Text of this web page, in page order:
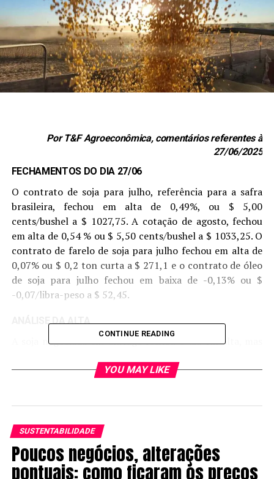
Por T&F Agroeconômica, comentários referentes à
27/06/2025
FECHAMENTOS DO DIA 27/06
O contrato de soja para julho, referência para a safra
brasileira, fechou em alta de 0,49%, ou $ 5,00
cents/bushel a $ 1027,75. A cotação de agosto, fechou
em alta de 0,54 % ou $ 5,50 cents/bushel a $ 1033,25. O
contrato de farelo de soja para julho fechou em alta de
0,07% ou $ 0,2 ton curta a $ 271,1 e o contrato de óleo
de soja para julho fechou em baixa de -0,13% ou $
-0,07/libra-peso a $ 52,45.
ANÁLISE DA ALTA
A soja negociada em Chicago fechou o dia em alta, mas
oleaginosa, assim como dos demais grãos, ganhou tração
relatório de estoques e área plantada do USDA que será
divulgado nesta segunda-feira.
No dia, a melhora da paridade para o dólar em relação ao
CONTINUE READING
YOU MAY LIKE
SUSTENTABILIDADE
Poucos negócios, alterações
pontuais: como ficaram os preços